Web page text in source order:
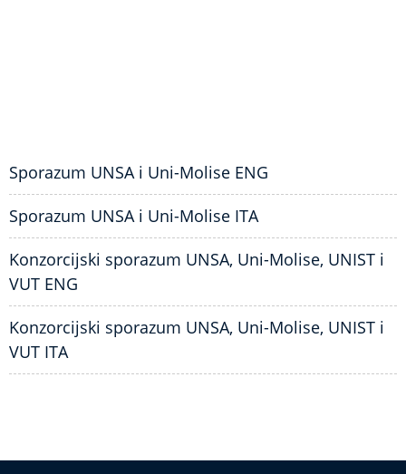
Sporazum UNSA i Uni-Molise ENG
Sporazum UNSA i Uni-Molise ITA
Konzorcijski sporazum UNSA, Uni-Molise, UNIST i
VUT ENG
Konzorcijski sporazum UNSA, Uni-Molise, UNIST i
VUT ITA